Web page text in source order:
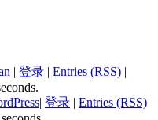
| 登录 | Entries (RSS) |
| 登录 | Entries (RSS)